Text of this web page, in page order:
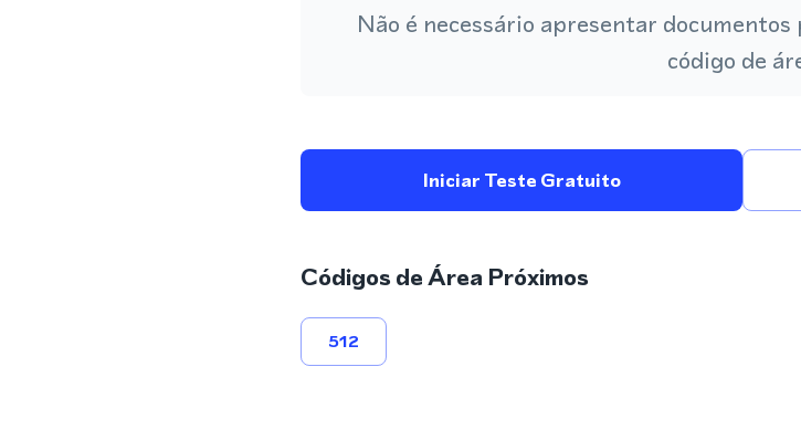
Não é necessário apresentar
código de
Iniciar Teste Gratuito
Códigos de Área Próximos
512